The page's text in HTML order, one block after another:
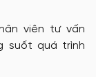
viên tư vấn
suốt quá trình